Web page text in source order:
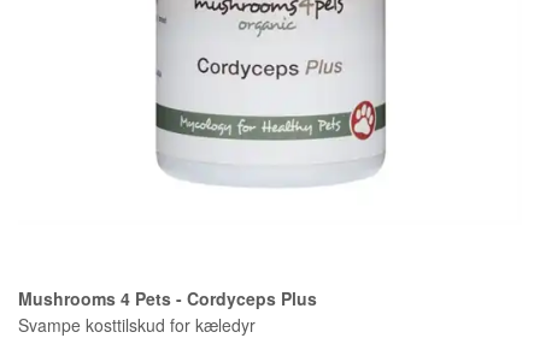
Mushrooms 4 Pets - Cordyceps Plus
Svampe kosttilskud for kæledyr